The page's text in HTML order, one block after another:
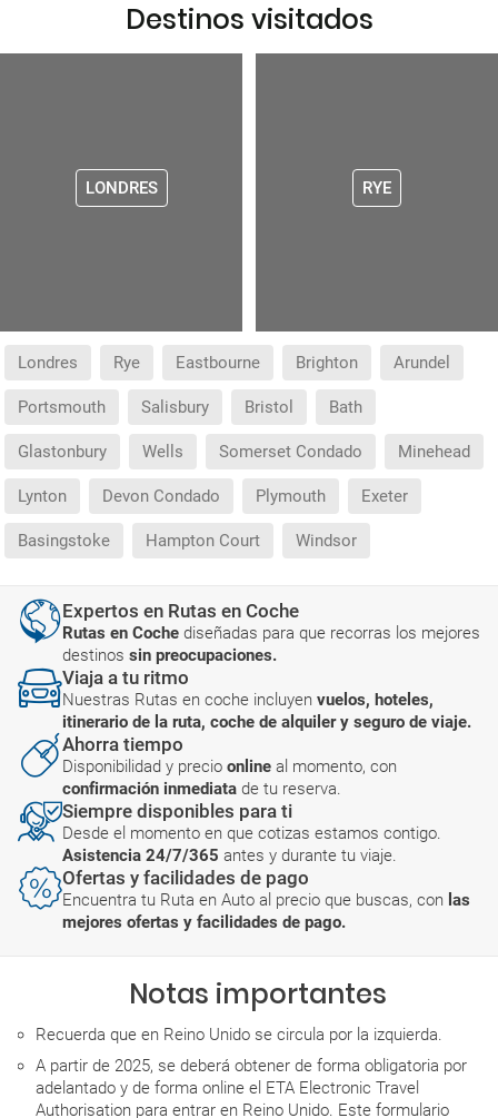
Destinos visitados
LONDRES RYE
Londres Rye Eastbourne Brighton Arundel
Portsmouth Salisbury Bristol Bath
Glastonbury Wells Somerset Condado Minehead
Lynton Devon Condado Plymouth Exeter
Basingstoke Hampton Court Windsor
Expertos en Rutas en Coche
Rutas en Coche diseñadas para que recorras los mejores
destinos sin preocupaciones.
Viaja a tu ritmo
Nuestras Rutas en coche incluyen vuelos, hoteles,
itinerario de la ruta, coche de alquiler y seguro de viaje.
Ahorra tiempo
Disponibilidad y precio online al momento, con
confirmación inmediata de tu reserva.
Siempre disponibles para ti
Desde el momento en que cotizas estamos contigo.
Asistencia 24/7/365 antes y durante tu viaje.
Ofertas y facilidades de pago
Encuentra tu Ruta en Auto al precio que buscas, con las
mejores ofertas y facilidades de pago.
Notas importantes
Recuerda que en Reino Unido se circula por la izquierda.
A partir de 2025, se deberá obtener de forma obligatoria por
adelantado y de forma online el ETA Electronic Travel
Authorisation para entrar en Reino Unido. Este formulario